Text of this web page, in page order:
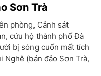
Sơn Trà
phòng, Cảnh sát
cứu hộ thành phố Đà
bị sóng cuốn mất tích
Nghê (bán đảo Sơn Trà,